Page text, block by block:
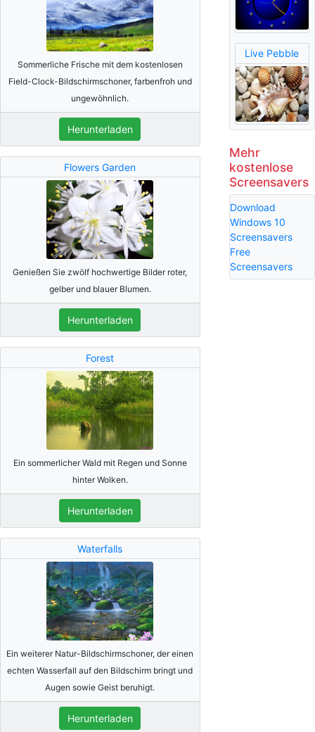
Sommerliche Frische mit dem kostenlosen
Field-Clock-Bildschirmschoner, farbenfroh und
ungewöhnlich.
Herunterladen
Flowers Garden
Genießen Sie zwölf hochwertige Bilder roter,
gelber und blauer Blumen.
Herunterladen
Forest
Ein sommerlicher Wald mit Regen und Sonne
hinter Wolken.
Herunterladen
Waterfalls
Ein weiterer Natur-Bildschirmschoner, der einen
echten Wasserfall auf den Bildschirm bringt und
Augen sowie Geist beruhigt.
Herunterladen
Live Pebble
Mehr
kostenlose
Screensavers
Download
Windows 10
Screensavers
Free
Screensavers